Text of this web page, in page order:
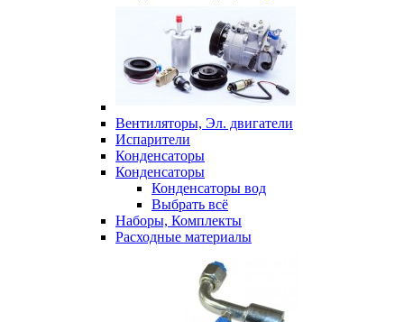
Вентиляторы, Эл. двигатели
Испарители
Конденсаторы
Конденсаторы
Конденсаторы вод
Выбрать всё
Наборы, Комплекты
Расходные материалы